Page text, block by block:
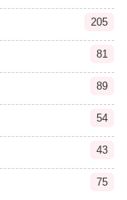
205
81
89
54
43
75